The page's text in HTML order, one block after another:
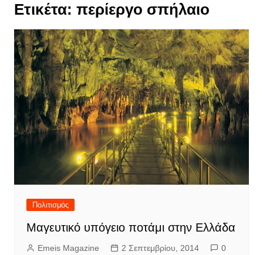
Ετικέτα: περίεργο σπήλαιο
Πολιτισμός
Μαγευτικό υπόγειο ποτάμι στην Ελλάδα
Emeis Magazine 2 Σεπτεμβρίου, 2014 0